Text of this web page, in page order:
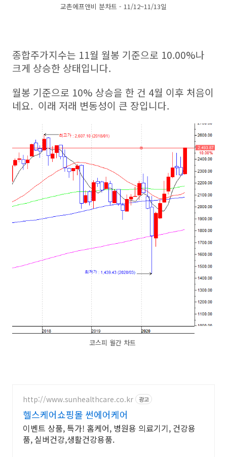
교촌에프앤비 분차트 - 11/12~11/13일
종합주가지수는 11월 월봉 기준으로 10.00%나
크게 상승한 상태입니다.
월봉 기준으로 10% 상승을 한 건 4월 이후 처음이
네요. 이래 저래 변동성이 큰 장입니다.
코스피 월간 차트
http://www.sunhealthcare.co.kr 광고
헬스케어쇼핑몰 썬에어케어
이벤트 상품, 특가! 홈케어, 병원용 의료기기, 건강용
품, 실버건강,생활건강용품.